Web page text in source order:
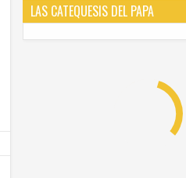
28 Jun
democrático, apoya los resultados electorales"
LAS CATEQUESIS DEL PAPA